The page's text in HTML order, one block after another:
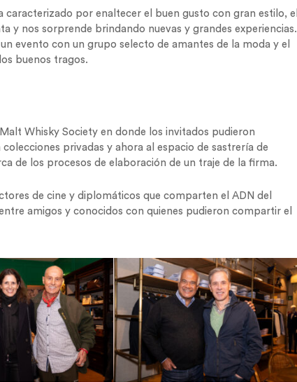
caracterizado por enaltecer el buen gusto con gran estilo, el
y nos sorprende brindando nuevas y grandes experiencias.
evento con un grupo selecto de amantes de la moda y el
buenos tragos.
Whisky Society en donde los invitados pudieron
privadas y ahora al espacio de sastrería de
de los procesos de elaboración de un traje de la firma.
de cine y diplomáticos que comparten el ADN del
amigos y conocidos con quienes pudieron compartir el